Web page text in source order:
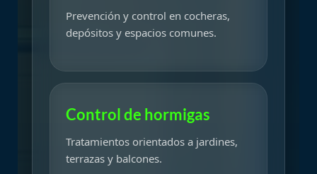
Prevención y control en cocheras,
depósitos y espacios comunes.
Control de hormigas
Tratamientos orientados a jardines,
terrazas y balcones.